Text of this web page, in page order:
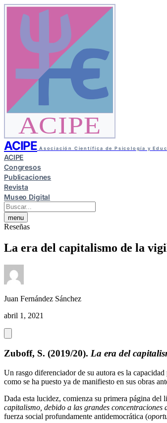
ACIPE
ACIPE Asociación Científica de Psicología y
ACIPE
Congresos
Publicaciones
Revista
Museo Digital
menu
Reseñas
La era del capitalismo de la
Juan Fernández Sánchez
abril 1, 2021
Zuboff, S. (2019/20). La era del
Un rasgo diferenciador de su autora es la capacidad
como se ha puesto ya de manifiesto en sus obras
Dada esta lucidez, comienza su primera página
capitalismo, debido a las grandes
fuerza social profundamente antidemocrática (